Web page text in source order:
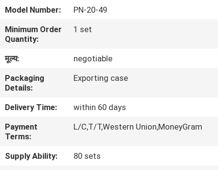
कारखाना
दौरा
गुणवत्ता
नियंत्रण
हमसे
संपर्क
Model Number:
PN-20-49
Minimum Order
Quantity:
1 set
मूल्य:
negotiable
Packaging
Details:
Exporting case
Delivery Time:
within 60 days
Payment
Terms:
L/C,T/T,Western Union,MoneyGram
Supply Ability:
80 sets